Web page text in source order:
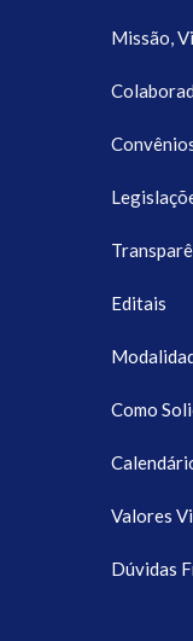
Missão,
Editais
Como
Valores
Dúvidas